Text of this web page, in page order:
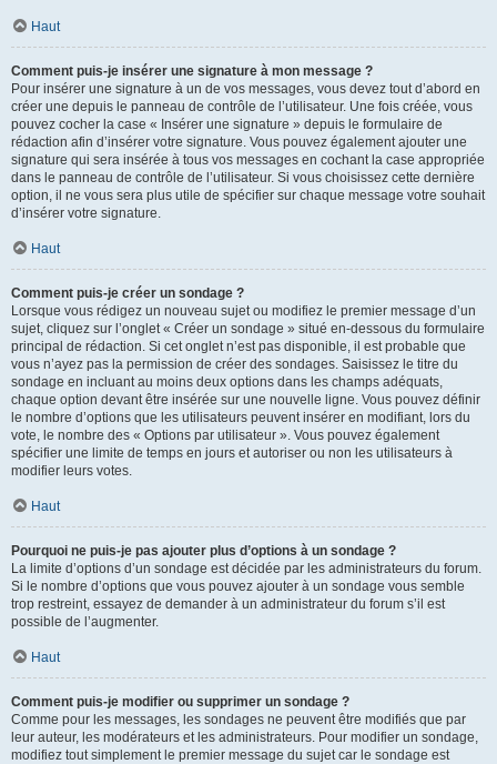
Haut
Comment puis-je insérer une signature à mon message ?
Pour insérer une signature à un de vos messages, vous devez tout d’abord en
créer une depuis le panneau de contrôle de l’utilisateur. Une fois créée, vous
pouvez cocher la case « Insérer une signature » depuis le formulaire de
rédaction afin d’insérer votre signature. Vous pouvez également ajouter une
signature qui sera insérée à tous vos messages en cochant la case appropriée
dans le panneau de contrôle de l’utilisateur. Si vous choisissez cette dernière
option, il ne vous sera plus utile de spécifier sur chaque message votre souhait
d’insérer votre signature.
Haut
Comment puis-je créer un sondage ?
Lorsque vous rédigez un nouveau sujet ou modifiez le premier message d’un
sujet, cliquez sur l’onglet « Créer un sondage » situé en-dessous du formulaire
principal de rédaction. Si cet onglet n’est pas disponible, il est probable que
vous n’ayez pas la permission de créer des sondages. Saisissez le titre du
sondage en incluant au moins deux options dans les champs adéquats,
chaque option devant être insérée sur une nouvelle ligne. Vous pouvez définir
le nombre d’options que les utilisateurs peuvent insérer en modifiant, lors du
vote, le nombre des « Options par utilisateur ». Vous pouvez également
spécifier une limite de temps en jours et autoriser ou non les utilisateurs à
modifier leurs votes.
Haut
Pourquoi ne puis-je pas ajouter plus d’options à un sondage ?
La limite d’options d’un sondage est décidée par les administrateurs du forum.
Si le nombre d’options que vous pouvez ajouter à un sondage vous semble
trop restreint, essayez de demander à un administrateur du forum s’il est
possible de l’augmenter.
Haut
Comment puis-je modifier ou supprimer un sondage ?
Comme pour les messages, les sondages ne peuvent être modifiés que par
leur auteur, les modérateurs et les administrateurs. Pour modifier un sondage,
modifiez tout simplement le premier message du sujet car le sondage est